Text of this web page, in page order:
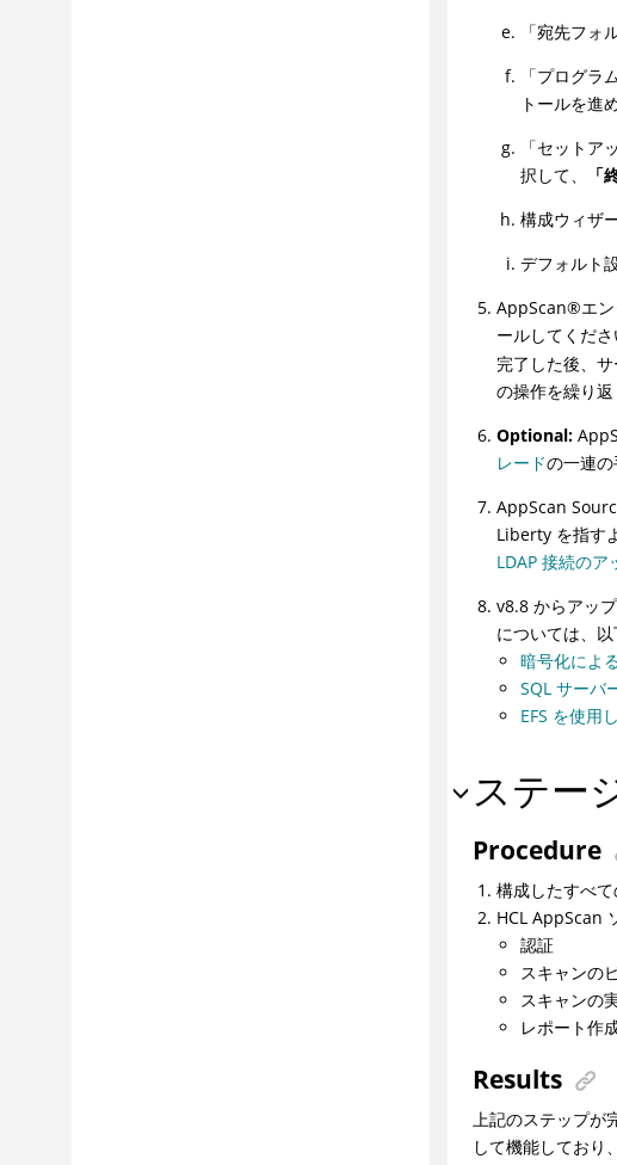
「宛先フォ
「プログラ
トールを進
「セット
択して、
「
構成ウィザ
デフォルト
AppScan®エ
ールしてくだ
完了した後、
の操作を繰り返
Optional:
レードの一連の
AppScan
Liberty を指す
LDAP 接続のア
v8.8 からアッ
については、
暗号化によ
SQL サー
EFS を使用
ステー
Procedure
構成したすべ
HCL AppScan
認証
スキャンの
スキャンの
レポート作
Results
上記のステップ
して機能しており